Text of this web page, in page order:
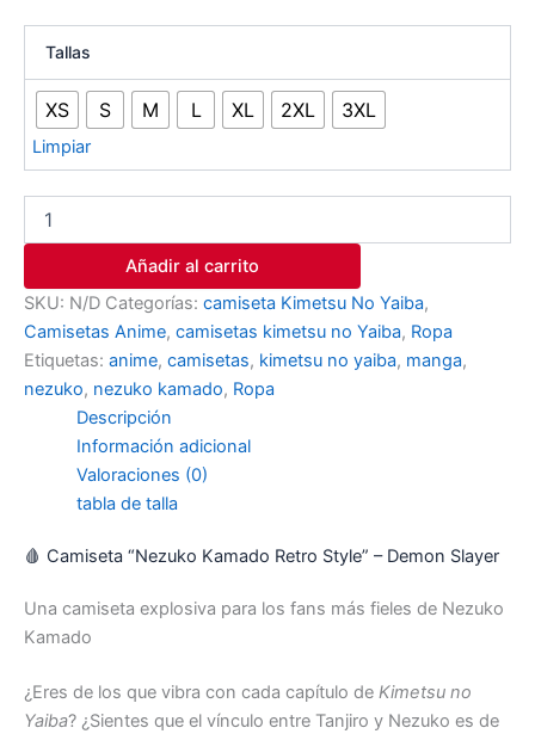
Tallas
XS S M L XL 2XL 3XL
Limpiar
Añadir al carrito
SKU: N/D Categorías: camiseta Kimetsu No Yaiba,
Camisetas Anime, camisetas kimetsu no Yaiba, Ropa
Etiquetas: anime, camisetas, kimetsu no yaiba, manga,
nezuko, nezuko kamado, Ropa
Descripción
Información adicional
Valoraciones (0)
tabla de talla
🩸 Camiseta “Nezuko Kamado Retro Style” – Demon Slayer
Una camiseta explosiva para los fans más fieles de Nezuko
Kamado
¿Eres de los que vibra con cada capítulo de Kimetsu no
Yaiba? ¿Sientes que el vínculo entre Tanjiro y Nezuko es de